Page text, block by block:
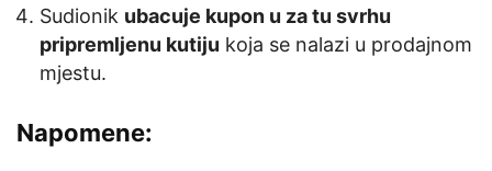
Sudionik ubacuje kupon u za tu svrhu
pripremljenu kutiju koja se nalazi u prodajnom
mjestu.
Napomene: